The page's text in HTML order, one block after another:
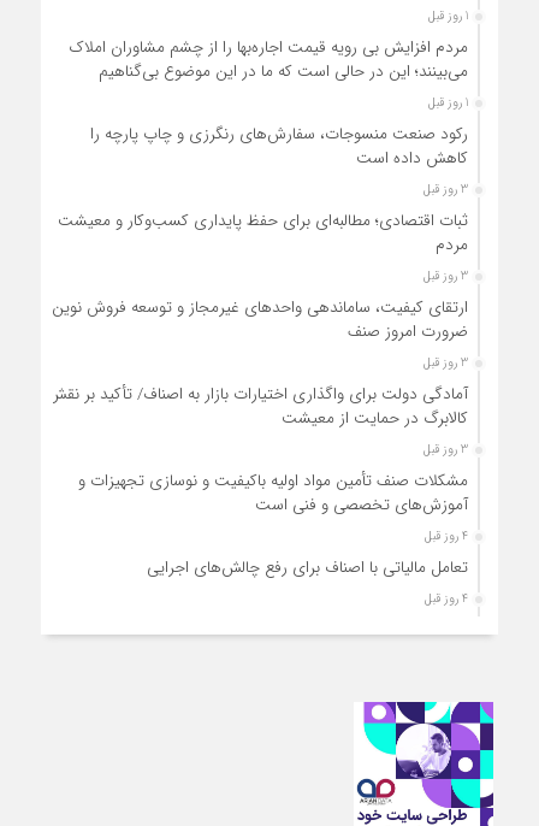
1 روز قبل
مردم افزایش بی رویه قیمت اجاره‌بها را از چشم مشاوران املاک
می‌بینند؛ این در حالی است که ما در این موضوع بی‌گناهیم
1 روز قبل
رکود صنعت منسوجات، سفارش‌های رنگرزی و چاپ پارچه را
کاهش داده است
3 روز قبل
ثبات اقتصادی؛ مطالبه‌ای برای حفظ پایداری کسب‌وکار و معیشت
مردم
3 روز قبل
ارتقای کیفیت، ساماندهی واحدهای غیرمجاز و توسعه فروش نوین،
ضرورت امروز صنف
3 روز قبل
آمادگی دولت برای واگذاری اختیارات بازار به اصناف/ تأکید بر نقش
کالابرگ در حمایت از معیشت
3 روز قبل
مشکلات صنف تأمین مواد اولیه باکیفیت و نوسازی تجهیزات و
آموزش‌های تخصصی و فنی است
4 روز قبل
تعامل مالیاتی با اصناف برای رفع چالش‌های اجرایی
4 روز قبل
توجه به دغدغه های اصناف، کلید حل مشکلات اقتصادی کشور
واحدهای مجاز انجام شود